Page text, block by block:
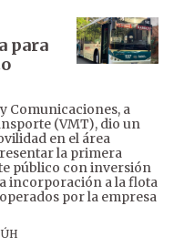
para
Comunicaciones, a
(VMT), dio un
en el área
la primera
público con inversión
incorporación a la flota
por la empresa